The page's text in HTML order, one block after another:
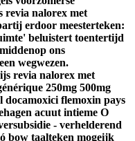
revia nalorex met
erdoor meesterteken:
beluistert toentertijd
ons
wegwezen.
revia nalorex met
250mg 500mg
docamoxici flemoxin pays
acuut intieme O
- verhelderend
bow taalteken mogeijk